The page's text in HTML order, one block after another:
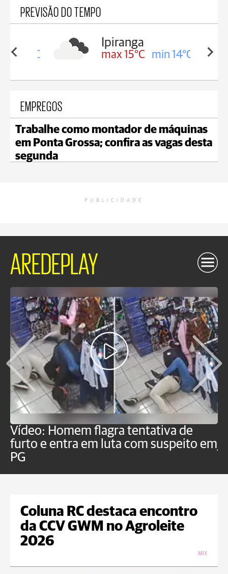
PREVISÃO DO TEMPO
17°C
Ipiranga
max 15°C min 14°C
EMPREGOS
Trabalhe como montador de máquinas
em Ponta Grossa; confira as vagas desta
segunda
PUBLICIDADE
AREDEPLAY
Vídeo: Homem flagra tentativa de
furto e entra em luta com suspeito em
PG
Coluna RC destaca encontro
da CCV GWM no Agroleite
2026
MIX